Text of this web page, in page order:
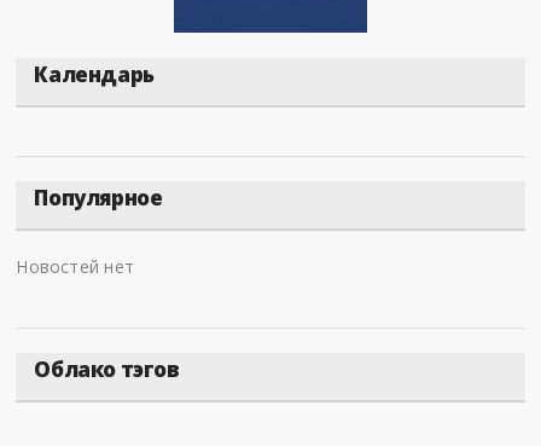
Календарь
Популярное
Новостей нет
Облако тэгов